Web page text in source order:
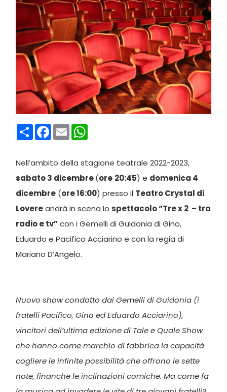
CondividiFacebook
Email
Nell’ambito della stagione teatrale 2022-2023,
sabato 3 dicembre(ore 20:45) e domenica 4
dicembre (ore 16:00) presso il Teatro Crystal di
Lovereandrà in scena lospettacolo “Tre x 2 – tra
radio e tv”con i Gemelli di Guidonia di Gino,
Eduardo e Pacifico Acciarino e con la regia di
Mariano D’Angelo.
Nuovo show condotto dai Gemelli di Guidonia (i
fratelli Pacifico, Gino ed Eduardo Acciarino),
vincitori dell’ultima edizione di Tale e Quale Show
che hanno come marchio di fabbrica la capacità
cogliere le infinite possibilità che offrono le sette
note, finanche le inclinazioni comiche. Ma come fa